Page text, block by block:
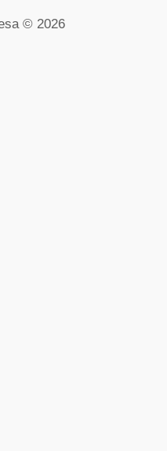
© 2026